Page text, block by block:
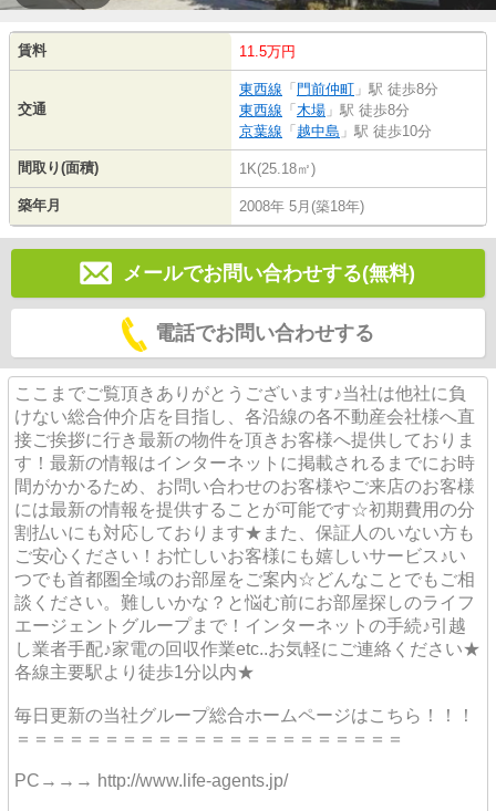
賃料 11.5万円
交通
東西線 「 門前仲町 」駅 徒歩8分
東西線 「 木場 」駅 徒歩8分
京葉線 「 越中島 」駅 徒歩10分
間取り(面積) 1K(25.18㎡)
築年月 2008年 5月(築18年)
メールでお問い合わせする(無料)
電話でお問い合わせする
ここまでご覧頂きありがとうございます♪当社は他社に負
けない総合仲介店を目指し、各沿線の各不動産会社様へ直
接ご挨拶に行き最新の物件を頂きお客様へ提供しておりま
す！最新の情報はインターネットに掲載されるまでにお時
間がかかるため、お問い合わせのお客様やご来店のお客様
には最新の情報を提供することが可能です☆初期費用の分
割払いにも対応しております★また、保証人のいない方も
ご安心ください！お忙しいお客様にも嬉しいサービス♪い
つでも首都圏全域のお部屋をご案内☆どんなことでもご相
談ください。難しいかな？と悩む前にお部屋探しのライフ
エージェントグループまで！インターネットの手続♪引越
し業者手配♪家電の回収作業etc..お気軽にご連絡ください★
各線主要駅より徒歩1分以内★
毎日更新の当社グループ総合ホームページはこちら！！！
＝＝＝＝＝＝＝＝＝＝＝＝＝＝＝＝＝＝＝＝＝＝
PC→→→ http://www.life-agents.jp/